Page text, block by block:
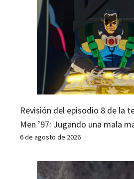
Revisión del episodio 8 de la
Men ’97: Jugando una mala
6 de agosto de 2026